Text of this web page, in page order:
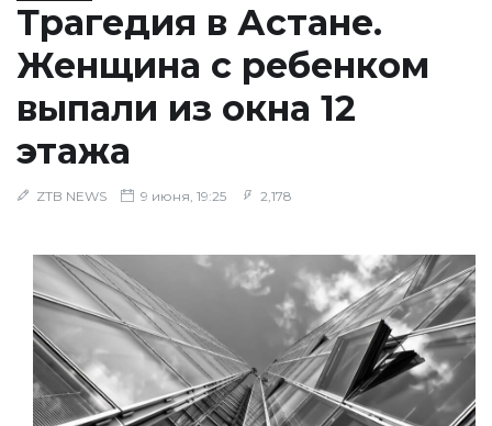
Трагедия в Астане.
Женщина с ребенком
выпали из окна 12
этажа
ZTB NEWS 9 июня, 19:25 2,178